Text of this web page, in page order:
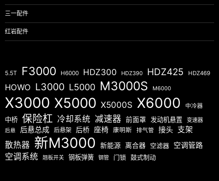
三一配件
红岩配件
5.5T F3000 H6000 HDZ300 HDZ390 HDZ425 HDZ469
HOWO L3000 L5000 M3000S M6000
X3000 X5000 X5000S X6000 中冷器
中桥 保险杠 冷却系统 减速器 前面罩 发动机悬置 变速器
后悬 后悬总成 后悬架 后桥 座椅 康明斯 排气管 接头 支架
散热器 新M3000 新能源 离合器 空滤器 空调管路
空调系统 翘板开关 钢板弹簧 钢管 门锁 鼓式制动